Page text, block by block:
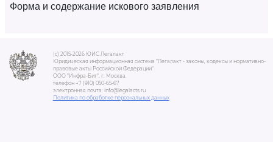
Форма и содержание искового заявления
(c) 2015-2026 ЮИС Легалакт
Юридическая информационная система "Легалакт - законы, кодексы и нормативно-
правовые акты Российской Федерации"
ООО "Инфра-Бит", г. Москва.
телефон +7 (910) 050-65-67
электронная почта: info@legalacts.ru
Политика по обработке персональных данных